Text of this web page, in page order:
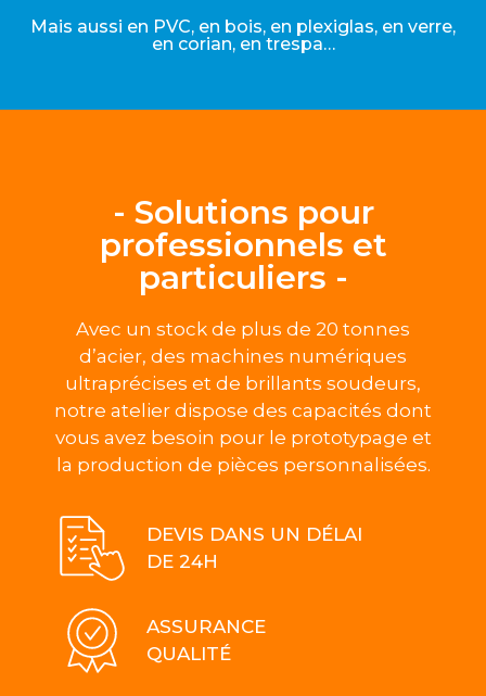
Mais aussi en PVC, en bois, en plexiglas, en verre,
en corian, en trespa…
- Solutions pour
professionnels et
particuliers -
Avec un stock de plus de 20 tonnes
d’acier, des machines numériques
ultraprécises et de brillants soudeurs,
notre atelier dispose des capacités dont
vous avez besoin pour le prototypage et
la production de pièces personnalisées.
DEVIS DANS UN DÉLAI
DE 24H
ASSURANCE
QUALITÉ